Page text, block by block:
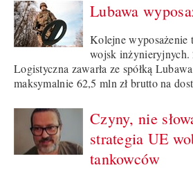
Lubawa
Kolejne wyposażenie
wojsk inżynieryjnych.
Logistyczna zawarła ze spółką
maksymalnie 62,5 mln zł brutto na
Czyny, nie
strategia UE
tankowców